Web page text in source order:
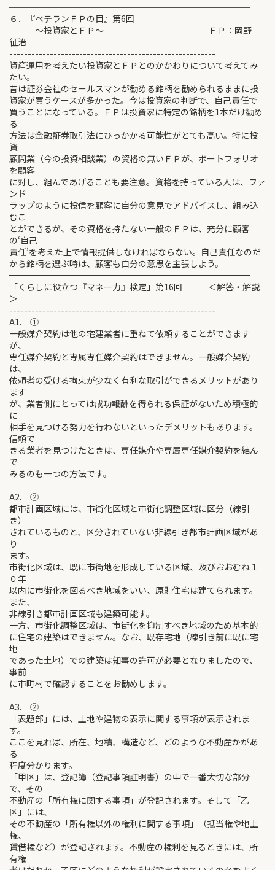
━━━━━━━━━━━━━━━━━━━━━━━━━━━━
６．『ベテランＦＰの目』第6回
～投資家とＦＰ～ ＦＰ：岡野
征治
--------------------------------------------------------
資産運用を考えたい投資家とＦＰとのかかわりについて考えてみ
たい。
昔は証券会社のセールスマンが勧める銘柄を勧められるままに投
資家が買うケースが多かった。今は投資家の判断で、自己責任で
買うことになっている。ＦＰは投資家に特定の銘柄を1本だけ勧め
る
方法は金融証券取引法にひっかかる可能性がとても高い。特に投
資
顧問業（今の投資相談業）の資格の無いＦＰが、ポートフォリオ
を顧客
に対し、組んであげることも要注意。資格を持っている人は、ファ
ンド
ラップのように投信を顧客に自分の意見でアドバイスし、組み込
むこ
とができるが、その資格を持たない一般のＦＰは、充分に顧客
の‘自己
責任’を考えた上で情報提供しなければならない。自己責任なのだ
から銘柄を選ぶ時は、顧客も自分の意思を主張しよう。
━━━━━━━━━━━━━━━━━━━━━━━━━━━━
「くらしに役立つ『マネー力』検定」第16回 ＜解答・解説
＞
--------------------------------------------------------
A1. ①
一般媒介契約は他の宅建業者に重ねて依頼することができます
が、
専任媒介契約と専属専任媒介契約はできません。一般媒介契約
は、
依頼者の受ける拘束が少なく有利な取引ができるメリットがあり
ます
が、業者側にとっては成功報酬を得られる保証がないため積極的
に
相手を見つける努力を行わないといったデメリットもあります。
信頼で
きる業者を見つけたときは、専任媒介や専属専任媒介契約を結ん
で
みるのも一つの方法です。
A2. ②
都市計画区域には、市街化区域と市街化調整区域に区分（線引
き）
されているものと、区分されていない非線引き都市計画区域があ
り
ます。
市街化区域は、既に市街地を形成している区域、及びおおむね１
０年
以内に市街化を図るべき地域をいい、原則住宅は建てられます。
また、
非線引き都市計画区域も建築可能す。
一方、市街化調整区域は、市街化を抑制すべき地域のため基本的
に住宅の建築はできません。なお、既存宅地（線引き前に既に宅
地
であった土地）での建築は知事の許可が必要となりましたので、
事前
に市町村で確認することをお勧めします。
A3. ②
「表題部」には、土地や建物の表示に関する事項が表示されま
す。
ここを見れば、所在、地積、構造など、どのような不動産かがあ
る
程度分かります。
「甲区」は、登記簿（登記事項証明書）の中で一番大切な部分
で、その
不動産の「所有権に関する事項」が登記されます。そして「乙
区」には、
その不動産の「所有権以外の権利に関する事項」（抵当権や地上
権、
賃借権など）が登記されます。不動産の権利を見るときには、所
有権